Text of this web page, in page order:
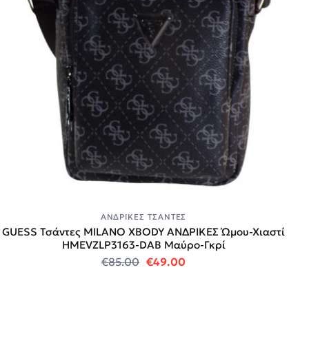
ΑΝΔΡΙΚΈΣ ΤΣΆΝΤΕΣ
GUESS Τσάντες MILANO XBODY ΑΝΔΡΙΚΕΣ Ώμου-Χιαστί
HMEVZLP3163-DAB Μαύρο-Γκρί
€85.00 Original price was: €85.00.
€49.00Η τρέχουσα τιμή